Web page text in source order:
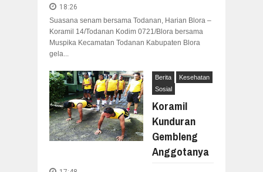
18:26
Suasana senam bersama Todanan, Harian Blora –
Koramil 14/Todanan Kodim 0721/Blora bersama
Muspika Kecamatan Todanan Kabupaten Blora
gela...
Berita
Kesehatan
Sosial
Koramil
Kunduran
Gembleng
Anggotanya